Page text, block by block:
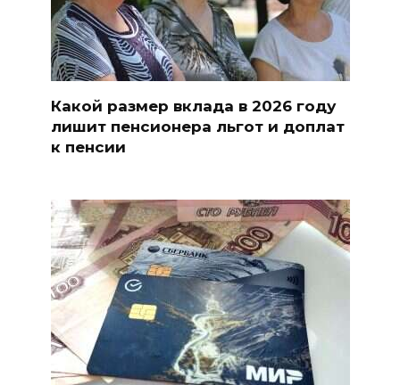
Какой размер вклада в 2026 году
лишит пенсионера льгот и доплат
к пенсии